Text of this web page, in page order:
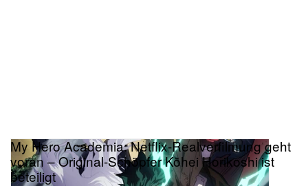
My Hero Academia: Netflix-Realverfilmung geht
voran – Original-Schöpfer Kōhei Horikoshi ist
beteiligt